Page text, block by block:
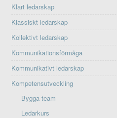
Klart ledarskap
Klassiskt ledarskap
Kollektivt ledarskap
Kommunikationsförmåga
Kommunikativt ledarskap
Kompetensutveckling
Bygga team
Ledarkurs